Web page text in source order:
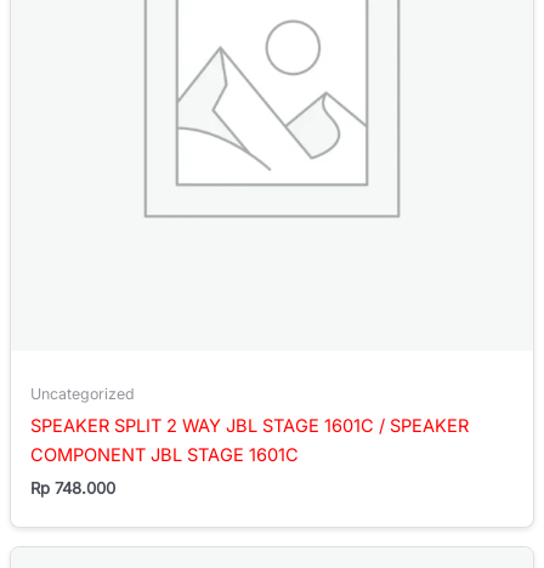
Uncategorized
SPEAKER SPLIT 2 WAY JBL STAGE 1601C / SPEAKER
COMPONENT JBL STAGE 1601C
Rp 748.000